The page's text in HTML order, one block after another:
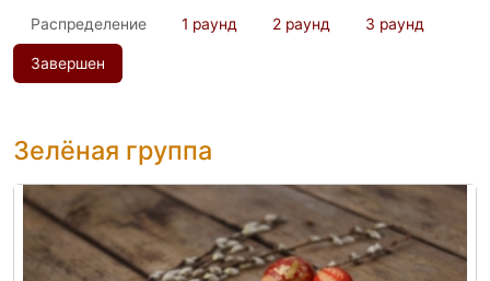
Распределение 1 раунд 2 раунд 3 раунд
Завершен
Зелёная группа